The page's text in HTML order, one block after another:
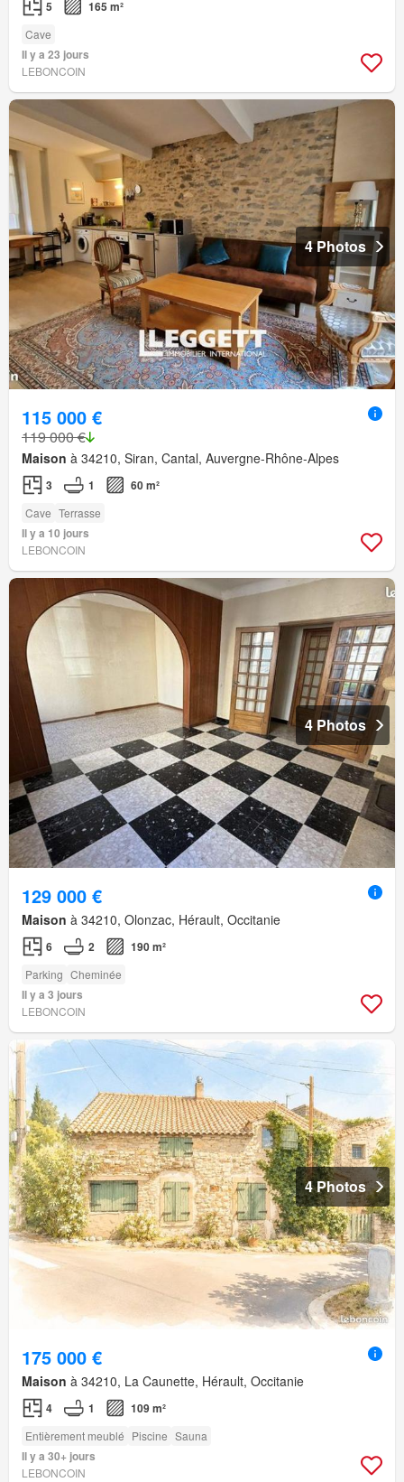
5 165 m²
Cave
Il y a 23 jours
LEBONCOIN
4 Photos
115 000 €
119 000 €
Maison à 34210, Siran, Cantal, Auvergne-Rhône-Alpes
3 1 60 m²
Cave Terrasse
Il y a 10 jours
LEBONCOIN
4 Photos
129 000 €
Maison à 34210, Olonzac, Hérault, Occitanie
6 2 190 m²
Parking Cheminée
Il y a 3 jours
LEBONCOIN
4 Photos
175 000 €
Maison à 34210, La Caunette, Hérault, Occitanie
4 1 109 m²
Entièrement meublé Piscine Sauna
Il y a 30+ jours
LEBONCOIN